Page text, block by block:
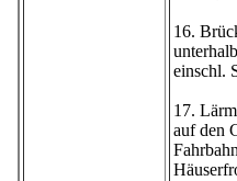
16.
einschl.
17.
auf den